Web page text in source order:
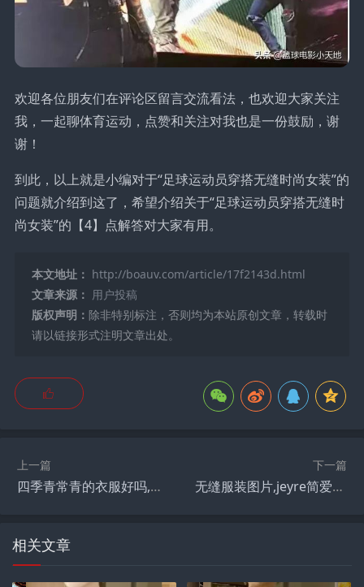
欢迎各位朋友们在评论区留言交流看法，也欢迎大家关注
我，一起聊体育运动，点赞和关注对我也是一份鼓励，谢
谢！
到此，以上就是小编对于“足球运动员穿搭无缝时尚女装”的
问题就介绍到这了，希望介绍关于“足球运动员穿搭无缝时
尚女装”的【4】点解答对大家有用。
本文地址： http://boauv.com/article/17f2143d.html
文章来源： 用户投稿
版权声明： 除非特别标注，否则均为本站原创文章，转载时
请以链接形式注明文章出处。
上一篇
四季青常青的衣服好吗,在杭州四季青能找到工作吗？
下一篇
无缝服装图片,jeyre简爱女装什么档次？
相关文章